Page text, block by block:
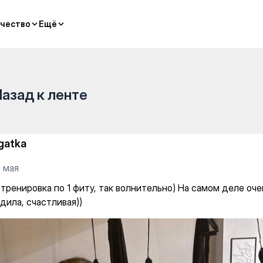
Ещё
Ещё
так волнительно) На
к ленте
мая
по 1 фиту, так волнительно) На самом деле
счастливая))